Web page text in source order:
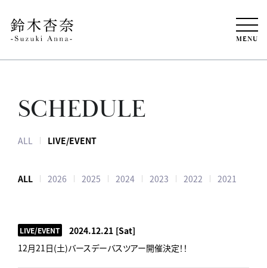
MENU
SCHEDULE
ALL LIVE/EVENT
ALL 2026 2025 2024 2023 2022 2021
LIVE/EVENT 2024.12.21 [Sat]
12月21日(土)バースデーバスツアー開催決定！！